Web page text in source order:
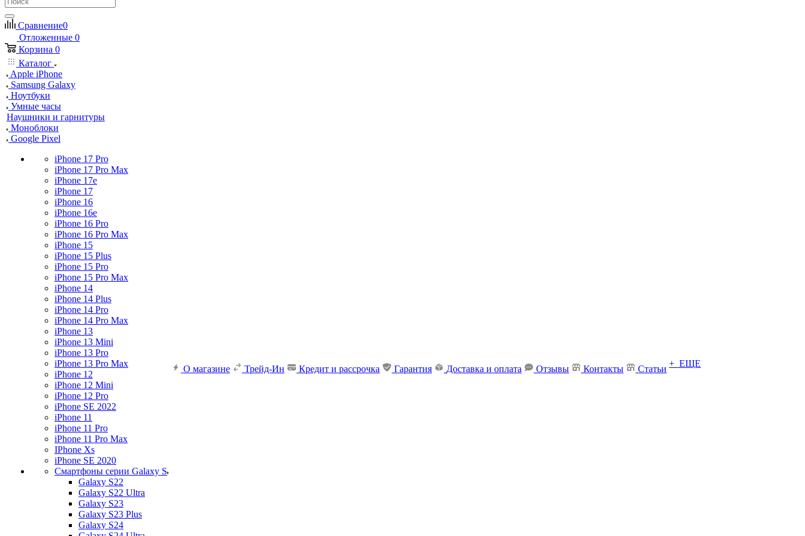
Сравнение0
Отложенные 0
Корзина 0
Каталог
Apple iPhone
Samsung Galaxy
Ноутбуки
Умные часы
Наушники и гарнитуры
Моноблоки
Google Pixel
iPhone 17 Pro
iPhone 17 Pro Max
iPhone 17e
iPhone 17
iPhone 16
iPhone 16e
iPhone 16 Pro
iPhone 16 Pro Max
iPhone 15
iPhone 15 Plus
iPhone 15 Pro
iPhone 15 Pro Max
iPhone 14
iPhone 14 Plus
iPhone 14 Pro
iPhone 14 Pro Max
iPhone 13
iPhone 13 Mini
iPhone 13 Pro
iPhone 13 Pro Max
iPhone 12
iPhone 12 Mini
iPhone 12 Pro
iPhone SE 2022
iPhone 11
iPhone 11 Pro
iPhone 11 Pro Max
IPhone Xs
iPhone SE 2020
Смартфоны серии Galaxy S
Galaxy S22
Galaxy S22 Ultra
Galaxy S23
Galaxy S23 Plus
Galaxy S24
О магазине Трейд-Ин Кредит и рассрочка Гарантия Доставка и оплата Отзывы Контакты Статьи
+ ЕЩЕ